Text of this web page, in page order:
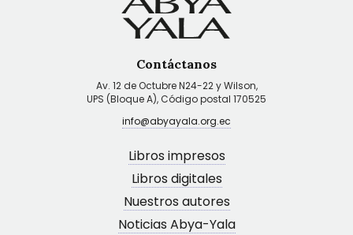
Contáctanos
Av. 12 de Octubre N24-22 y Wilson,
UPS (Bloque A), Código postal 170525
info@abyayala.org.ec
Libros impresos
Libros digitales
Nuestros autores
Noticias Abya-Yala